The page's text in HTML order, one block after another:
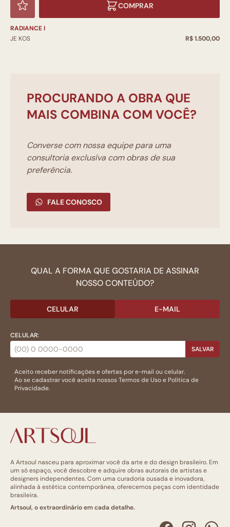
COMPRAR
RADIANCE I
JE KOS
R$ 1.500,00
PROCURANDO A OBRA QUE
MAIS COMBINA COM VOCÊ?
Converse com nossa equipe para uma
consultoria exclusíva com obras de sua
preferência.
FALE CONOSCO
QUAL A FORMA QUE GOSTARIA DE ASSINAR
NOSSO CONTEÚDO?
CELULAR E-MAIL
CELULAR:
SALVAR
Aceito receber notificações e ofertas por e-mail ou celular.
Ao se cadastrar você aceita nossosTermos de Usoe Politica de
Privacidade.
A Artsoul nasceu para aproximar você da arte e do design brasileiro. Em
um só espaço, você descobre e adquire obras autorais de artistas e
designers independentes. Com uma curadoria ousada e inovadora,
alinhada à estética contemporânea, oferecemos peças com identidade
brasileira.
Artsoul, o extraordinário em cada detalhe.